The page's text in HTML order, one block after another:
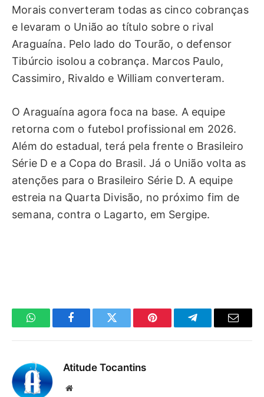
Morais converteram todas as cinco cobranças
e levaram o União ao título sobre o rival
Araguaína. Pelo lado do Tourão, o defensor
Tibúrcio isolou a cobrança. Marcos Paulo,
Cassimiro, Rivaldo e William converteram.
O Araguaína agora foca na base. A equipe
retorna com o futebol profissional em 2026.
Além do estadual, terá pela frente o Brasileiro
Série D e a Copa do Brasil. Já o União volta as
atenções para o Brasileiro Série D. A equipe
estreia na Quarta Divisão, no próximo fim de
semana, contra o Lagarto, em Sergipe.
WhatsAppFacebookTwitter Pinterest TelegramaE-
Atitude Tocantins
Site